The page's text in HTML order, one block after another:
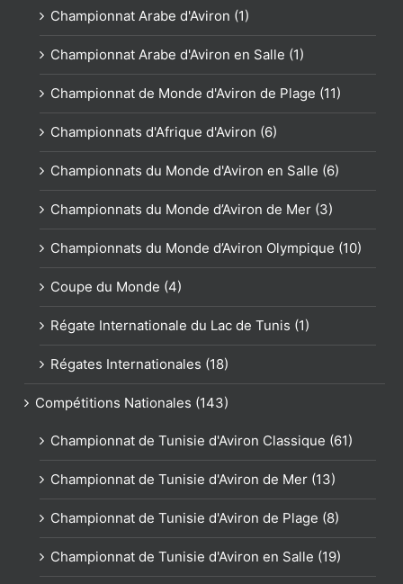
Championnat Arabe d'Aviron (1)
Championnat Arabe d'Aviron en Salle (1)
Championnat de Monde d'Aviron de Plage (11)
Championnats d'Afrique d'Aviron (6)
Championnats du Monde d'Aviron en Salle (6)
Championnats du Monde d’Aviron de Mer (3)
Championnats du Monde d’Aviron Olympique (10)
Coupe du Monde (4)
Régate Internationale du Lac de Tunis (1)
Régates Internationales (18)
Compétitions Nationales (143)
Championnat de Tunisie d'Aviron Classique (61)
Championnat de Tunisie d'Aviron de Mer (13)
Championnat de Tunisie d'Aviron de Plage (8)
Championnat de Tunisie d'Aviron en Salle (19)